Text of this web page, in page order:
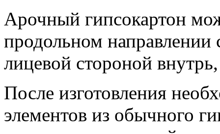
Арочный гипсокартон
продольном направлении
лицевой стороной
После изготовления
элементов из обычного